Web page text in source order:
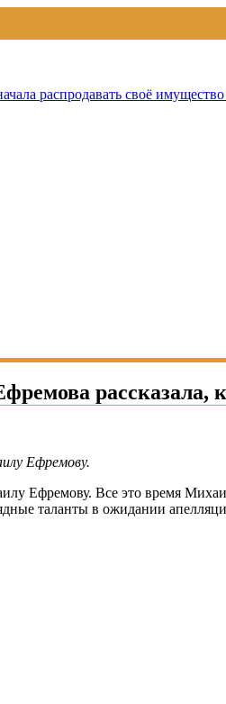
распродавать своё
рассказала,
Ефремову.
Ефремову. Все это время
таланты в ожидании